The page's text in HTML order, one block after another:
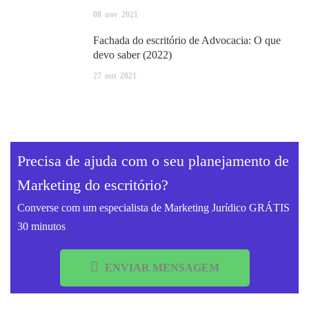
08 nov 2021
Fachada do escritório de Advocacia: O que
devo saber (2022)
27 out 2021
Precisa de ajuda com o seu planejamento de
Marketing do escritório?
Converse com um especialista de Marketing Jurídico GRÁTIS
30 minutos
ENVIAR MENSAGEM